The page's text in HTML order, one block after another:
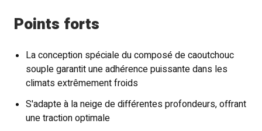
Points forts
La conception spéciale du composé de caoutchouc
souple garantit une adhérence puissante dans les
climats extrêmement froids
S'adapte à la neige de différentes profondeurs, offrant
une traction optimale